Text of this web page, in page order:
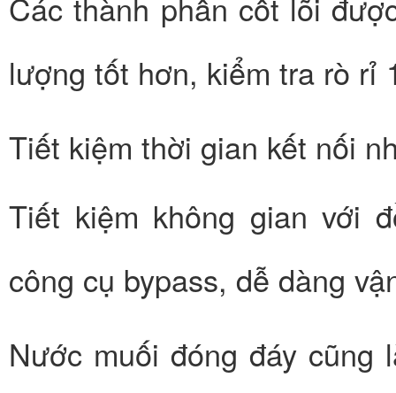
lượng tốt hơn, kiểm tra rò rỉ
Tiết kiệm thời gian kết nối
Tiết kiệm không gian với
công cụ bypass, dễ dàng
Nước muối đóng đáy cũng